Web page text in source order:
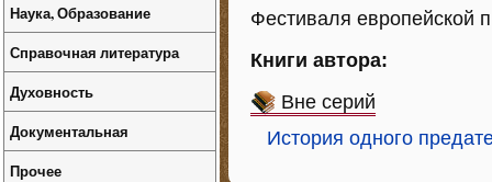
Фестиваля европейской
Книги автора:
Вне серий
История одного
Наука, Образование
Справочная литература
Духовность
Документальная
Прочее